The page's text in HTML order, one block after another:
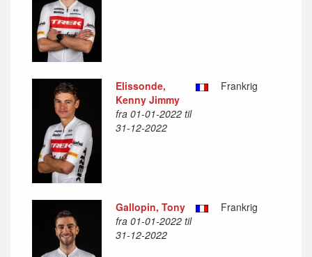
Elissonde,
Kenny Jimmy
fra 01-01-2022 til
31-12-2022
Frankrig
Gallopin, Tony
fra 01-01-2022 til
31-12-2022
Frankrig